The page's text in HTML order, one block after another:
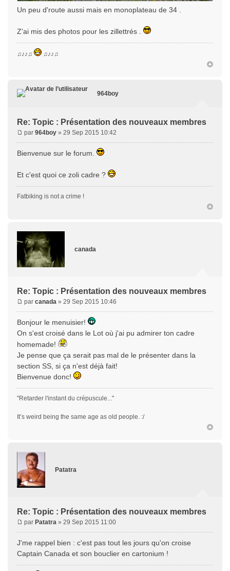
Un peu d'route aussi mais en monoplateau de 34 .
Z'ai mis des photos pour les zillettrés .
♫♪♪♫ ♫♪♪♫
964boy
Re: Topic : Présentation des nouveaux membres
par 964boy » 29 Sep 2015 10:42
Bienvenue sur le forum.
Et c'est quoi ce zoli cadre ?
Fatbiking is not a crime !
canada
Re: Topic : Présentation des nouveaux membres
par canada » 29 Sep 2015 10:46
Bonjour le menuisier!
On s'est croisé dans le Lot où j'ai pu admirer ton cadre
homemade!
Je pense que ça serait pas mal de le présenter dans la
section SS, si ça n'est déjà fait!
Bienvenue donc!
"Retarder l'instant du crépuscule..."
It’s weird being the same age as old people. :/
Patatra
Re: Topic : Présentation des nouveaux membres
par Patatra » 29 Sep 2015 11:00
J'me rappel bien : c'est pas tout les jours qu'on croise
Captain Canada et son bouclier en cartonium !